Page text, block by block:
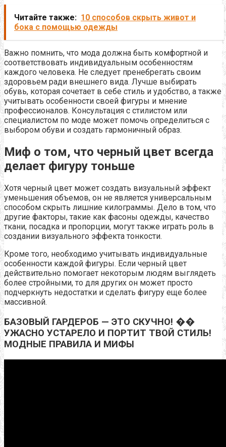
Читайте также: 10 способов скрыть живот и
бока с помощью одежды
Важно помнить, что мода должна быть комфортной и
соответствовать индивидуальным особенностям
каждого человека. Не следует пренебрегать своим
здоровьем ради внешнего вида. Лучше выбирать
обувь, которая сочетает в себе стиль и удобство, а также
учитывать особенности своей фигуры и мнение
профессионалов. Консультация с стилистом или
специалистом по моде может помочь определиться с
выбором обуви и создать гармоничный образ.
Миф о том, что черный цвет всегда
делает фигуру тоньше
Хотя черный цвет может создать визуальный эффект
уменьшения объемов, он не является универсальным
способом скрыть лишние килограммы. Дело в том, что
другие факторы, такие как фасоны одежды, качество
ткани, посадка и пропорции, могут также играть роль в
создании визуального эффекта тонкости.
Кроме того, необходимо учитывать индивидуальные
особенности каждой фигуры. Если черный цвет
действительно помогает некоторым людям выглядеть
более стройными, то для других он может просто
подчеркнуть недостатки и сделать фигуру еще более
массивной.
БАЗОВЫЙ ГАРДЕРОБ — ЭТО СКУЧНО! ��
УЖАСНО УСТАРЕЛО И ПОРТИТ ТВОЙ СТИЛЬ!
МОДНЫЕ ПРАВИЛА И МИФЫ